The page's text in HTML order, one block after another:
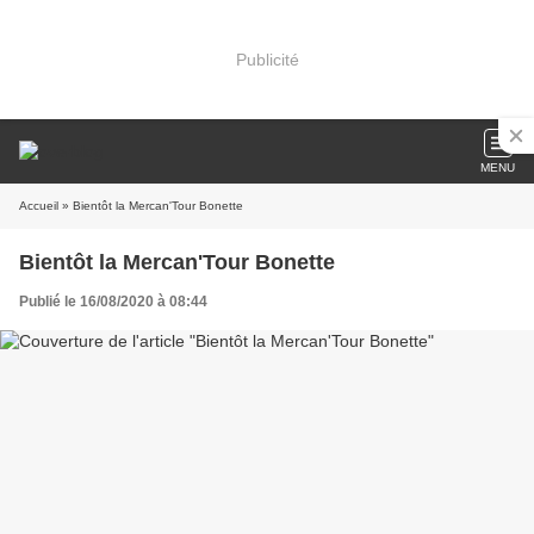
Publicité
MENU
Accueil » Bientôt la Mercan'Tour Bonette
Bientôt la Mercan'Tour Bonette
Publié le 16/08/2020 à 08:44